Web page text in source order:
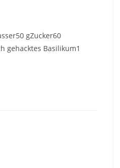
gZucker60
gehacktes Basilikum1